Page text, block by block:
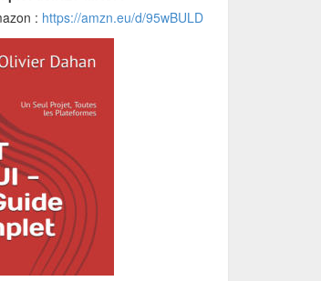
: https://amzn.eu/d/95wBULD